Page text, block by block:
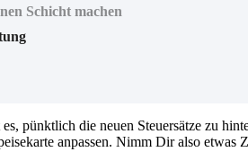
Schicht machen
pünktlich die neuen Steuersätze zu
anpassen. Nimm Dir also